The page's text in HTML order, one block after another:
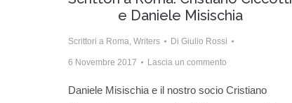
e Daniele Misischia
Scrittori a Roma, Writers Di Giulio Rossi
6 Novembre 2017 Lascia un commento
Daniele Misischia e il nostro socio Cristiano